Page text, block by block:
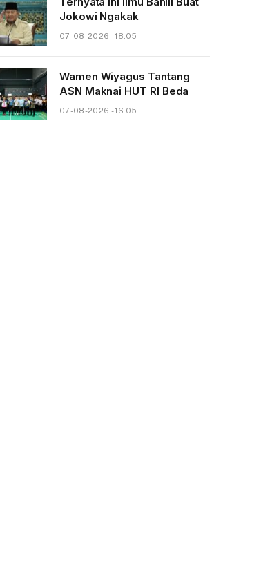
Jokowi Ngakak
07-08-2026 - 18.05
Wamen Wiyagus Tantang
ASN Maknai HUT RI Beda
07-08-2026 - 16.05